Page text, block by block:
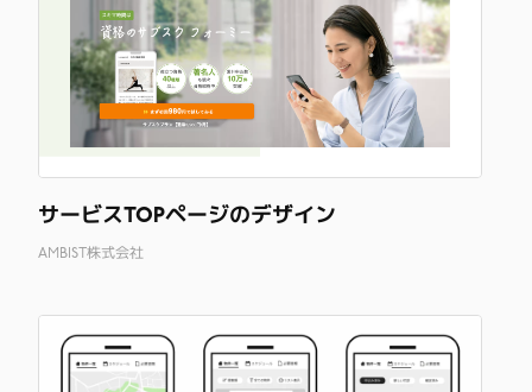
サービスTOPページのデザイン
AMBIST株式会社